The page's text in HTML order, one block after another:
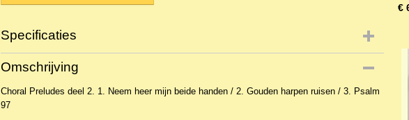
Specificaties
Productcode
EAN code
Omschrijving
Choral Preludes deel 2. 1. Neem heer mijn beide handen / 2. Gouden harpen ruisen / 3. Psalm
97
€